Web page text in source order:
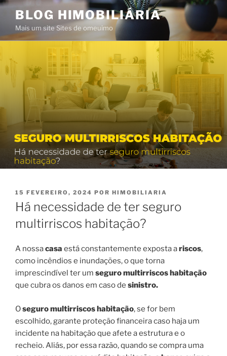
Saltar
conteúdo
BLOG HIMOBILIÁRIA
Mais um site Sites de omeuimo
PUBLICADO
EM
15 FEVEREIRO, 2024 POR HIMOBILIARIA
Há necessidade de ter seguro
multirriscos habitação?
A nossacasa está constantemente exposta ariscos,
como incêndios e inundações, o que torna
imprescindível ter um seguro multirriscos habitação
que cubra os danos em caso de sinistro.
Oseguro multirriscos habitação, se for bem
escolhido, garante proteção financeira caso haja um
incidente na habitação que afete a estrutura e o
recheio. Aliás, por essa razão, quando se compra uma